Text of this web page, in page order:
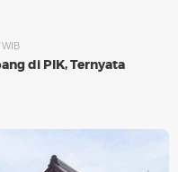
WIB
di PIK, Ternyata